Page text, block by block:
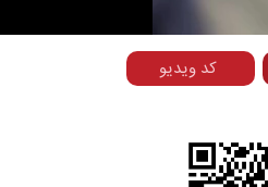
کد ویدیو